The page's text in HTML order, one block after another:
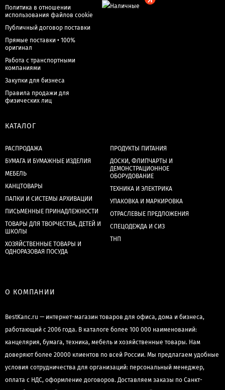
Политика в отношении
использования файлов cookie
Публичный договор поставки
Прямые поставки • 100%
оригинал
Работа с транспортными
компаниями
Закупки для бизнеса
Правила продажи для
физических лиц
КАТАЛОГ
РАСПРОДАЖА
БУМАГА И БУМАЖНЫЕ ИЗДЕЛИЯ
МЕБЕЛЬ
КАНЦТОВАРЫ
ПАПКИ И СИСТЕМЫ АРХИВАЦИИ
ПИСЬМЕННЫЕ ПРИНАДЛЕЖНОСТИ
ТОВАРЫ ДЛЯ ТВОРЧЕСТВА, ДЕТЕЙ И
ШКОЛЫ
ХОЗЯЙСТВЕННЫЕ ТОВАРЫ И
ОДНОРАЗОВАЯ ПОСУДА
ПРОДУКТЫ ПИТАНИЯ
ДОСКИ, ФЛИПЧАРТЫ И
ДЕМОНСТРАЦИОННОЕ
ОБОРУДОВАНИЕ
ТЕХНИКА И ЭЛЕКТРИКА
УПАКОВКА И МАРКИРОВКА
ОТРАСЛЕВЫЕ ПРЕДЛОЖЕНИЯ
СПЕЦОДЕЖДА И СИЗ
ТНП
О КОМПАНИИ
BestKanc.ru — интернет-магазин товаров для офиса, дома и бизнеса,
работающий с 2006 года. В каталоге более 100 000 наименований:
канцелярия, бумага, техника, мебель и хозяйственные товары. Нам
доверяют более 20000 клиентов по всей России. Мы предлагаем удобные
условия сотрудничества для организаций: персональный менеджер,
оплата с НДС, оформление договоров. Доставляем заказы по Санкт-